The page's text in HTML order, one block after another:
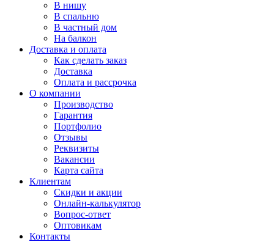
В нишу
В спальню
В частный дом
На балкон
Доставка и оплата
Как сделать заказ
Доставка
Оплата и рассрочка
О компании
Производство
Гарантия
Портфолио
Отзывы
Реквизиты
Вакансии
Карта сайта
Клиентам
Скидки и акции
Онлайн-калькулятор
Вопрос-ответ
Оптовикам
Контакты